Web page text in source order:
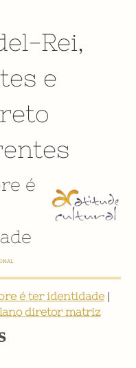
Rei,
e
é
PARTICIPATIVO SOBRE O PATRIMÔNIO
é ter identidade|
diretor matriz